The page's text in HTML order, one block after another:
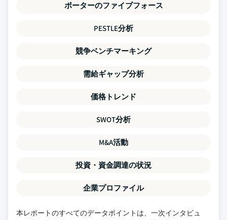
ポーターのファイブフォース
PESTLE分析
競争ベンチマーキング
需給ギャップ分析
価格トレンド
SWOT分析
M&A活動
投資・資金調達の状況
企業プロファイル
本レポートのすべてのデータポイントは、一次インタビュ